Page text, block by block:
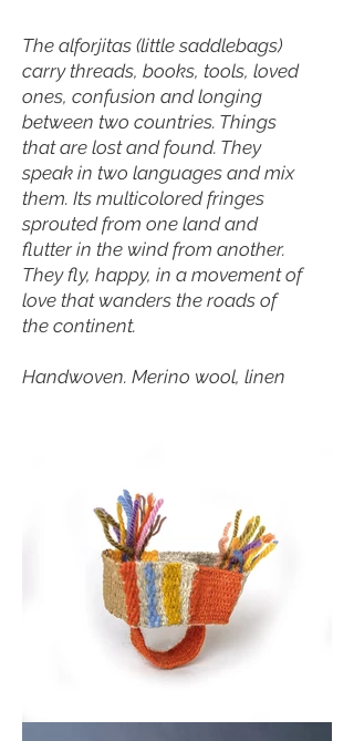
The alforjitas (little saddlebags)
carry threads, books, tools, loved
ones, confusion and longing
between two countries. Things
that are lost and found. They
speak in two languages ​​and mix
them. Its multicolored fringes
sprouted from one land and
flutter in the wind from another.
They fly, happy, in a movement of
love that wanders the roads of
the continent.
Handwoven. Merino wool, linen